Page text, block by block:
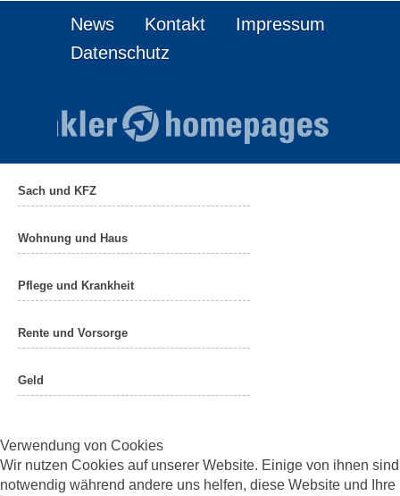
News Kontakt
Impressum
Datenschutz
Sach und KFZ
Wohnung und Haus
Pflege und Krankheit
Rente und Vorsorge
Geld
Verwendung von Cookies
Wir nutzen Cookies auf unserer Website. Einige von ihnen sind
notwendig während andere uns helfen, diese Website und Ihre